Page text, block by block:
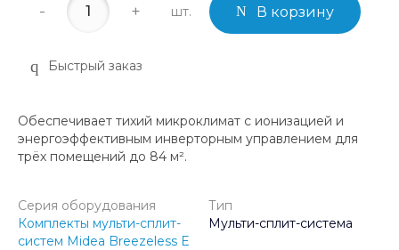
- + шт. В корзину
Быстрый заказ
Обеспечивает тихий микроклимат с ионизацией и
энергоэффективным инверторным управлением для
трёх помещений до 84 м².
Серия оборудования
Комплекты мульти-сплит-
систем Midea Breezeless E
Тип
Мульти-сплит-система